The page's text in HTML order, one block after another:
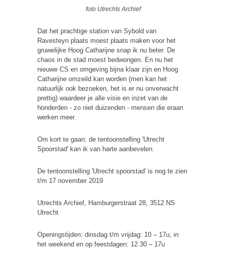
foto Utrechts Archief
Dat het prachtige station van Sybold van
Ravesteyn plaats moest plaats maken voor het
gruwelijke Hoog Catharijne snap ik nu beter. De
chaos in de stad moest bedwongen. En nu het
nieuwe CS en omgeving bijna klaar zijn en Hoog
Catharijne omzeild kan worden (men kan het
natuurlijk ook bezoeken, het is er nu onverwacht
prettig) waardeer je alle visie en inzet van de
honderden - zo niet duizenden - mensen die eraan
werken meer.
Om kort te gaan: de tentoonstelling 'Utrecht
Spoorstad' kan ik van harte aanbevelen.
De tentoonstelling 'Utrecht spoorstad' is nog te zien
t/m 17 november 2019
Utrechts Archief, Hamburgerstraat 28, 3512 NS
Utrecht
Openingstijden: dinsdag t/m vrijdag: 10 – 17u; in
het weekend en op feestdagen: 12.30 – 17u